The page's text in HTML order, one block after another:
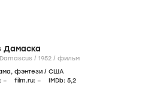
Дамаска
Thief of Damascus / 1952 / фильм
, фэнтези / США
– film.ru: – IMDb: 5,2